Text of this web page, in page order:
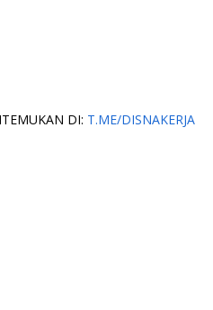
DI: T.ME/DISNAKERJA